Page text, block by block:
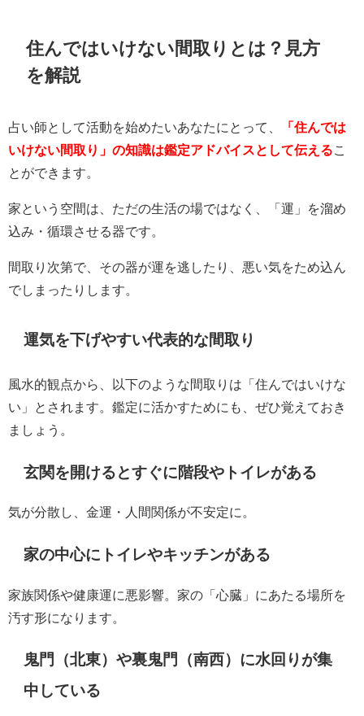
住んではいけない間取りとは？見方
を解説
占い師として活動を始めたいあなたにとって、
「住んでは
いけない間取り」の知識は鑑定アドバイスとして伝えるこ
とができます。
家という空間は、ただの生活の場ではなく、「運」を溜め
込み・循環させる器です。
間取り次第で、その器が運を逃したり、悪い気をため込ん
でしまったりします。
運気を下げやすい代表的な間取り
風水的観点から、以下のような間取りは「住んではいけな
い」とされます。鑑定に活かすためにも、ぜひ覚えておき
ましょう。
玄関を開けるとすぐに階段やトイレがある
気が分散し、金運・人間関係が不安定に。
家の中心にトイレやキッチンがある
家族関係や健康運に悪影響。家の「心臓」にあたる場所を
汚す形になります。
鬼門（北東）や裏鬼門（南西）に水回りが集
中している